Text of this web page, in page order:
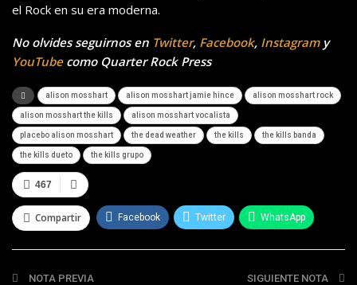
el Rock en su era moderna.
No olvides seguirnos en Twitter, Facebook, Instagramy
YouTubecomo Quarter Rock Press
alison mosshart alison mosshart jamie hince alison mosshart rock
alison mosshart the kills alison mosshart vocalista
placebo alison mosshart the dead weather the kills the kills banda
the kills dueto the kills grupo
467
Compartir Facebook Twitter WhatsApp
Telegram
NOTA PREVIA SIGUIENTE NOTA